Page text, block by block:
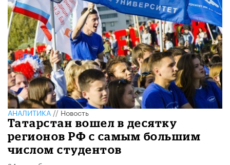
АНАЛИТИКА//Новость
Татарстан вошел в десятку
регионов РФ с самым большим
числом студентов